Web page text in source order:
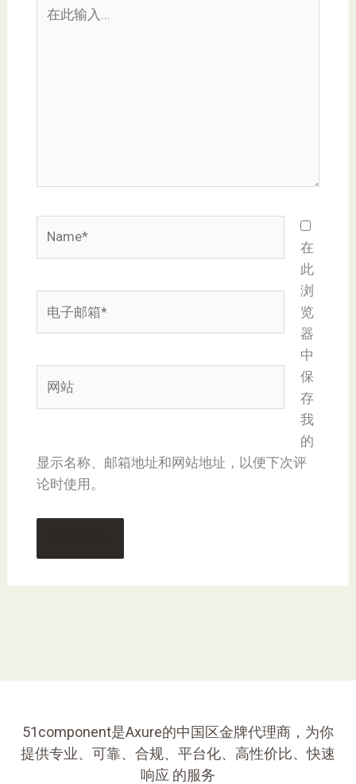
子
箱
站
在
此
浏
览
器
中
保
存
我
的
显示名称、邮箱地址和网站地址，以便下次评
论时使用。
51component是Axure的中国区金牌代理商，为你
提供专业、可靠、合规、平台化、高性价比、快速
响应 的服务